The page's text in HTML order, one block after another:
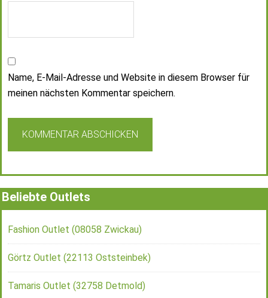
Name, E-Mail-Adresse und Website in diesem Browser für
meinen nächsten Kommentar speichern.
Beliebte Outlets
Fashion Outlet (08058 Zwickau)
Görtz Outlet (22113 Oststeinbek)
Tamaris Outlet (32758 Detmold)